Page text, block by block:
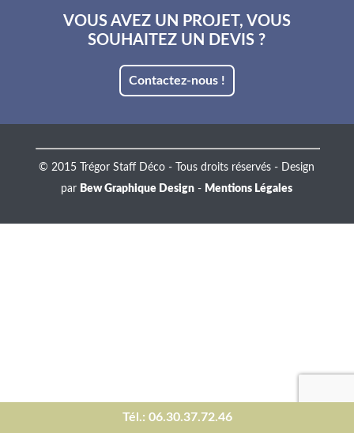
Tél.: 06.30.37.72.46
VOUS AVEZ UN PROJET, VOUS
SOUHAITEZ UN DEVIS ?
Contactez-nous !
© 2015 Trégor Staff Déco - Tous droits réservés - Design
par Bew Graphique Design - Mentions Légales